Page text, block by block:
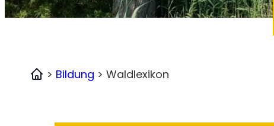
Home
> Bildung > Waldlexikon